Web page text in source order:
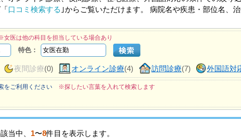
口コミ検索する ｣からご覧いただけます。 病院名や疾患・部位名、
医は他の科目を担当している場合あり
特色：
夜間診療(0) オンライン診療(4) 訪問診療(7) 外国語対
をご利用ください ※探したい言葉を入れて検索します
当中、 1〜8件目を表示します。